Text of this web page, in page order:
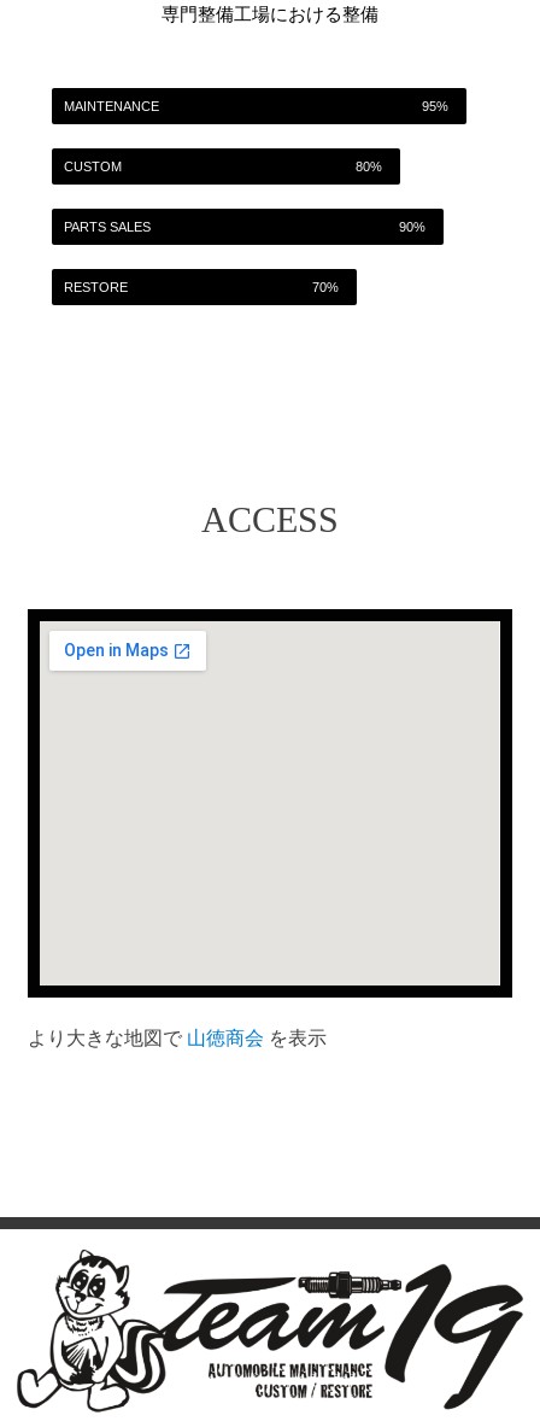
専門整備工場における整備
MAINTENANCE 95%
CUSTOM 80%
PARTS SALES 90%
RESTORE 70%
ACCESS
より大きな地図で 山徳商会 を表示